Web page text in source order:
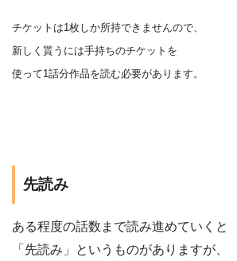
チケットは1枚しか所持できませんので、
新しく貰うには手持ちのチケットを
使って1話分作品を読む必要があります。
先読み
ある程度の話数まで読み進めていくと
「先読み」というものがありますが、